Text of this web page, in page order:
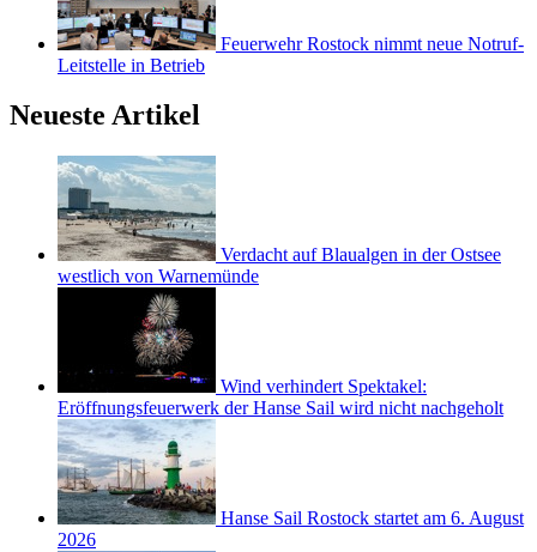
Feuerwehr Rostock nimmt neue Notruf-
Leitstelle in Betrieb
Neueste Artikel
Verdacht auf Blaualgen in der Ostsee
westlich von Warnemünde
Wind verhindert Spektakel:
Eröffnungsfeuerwerk der Hanse Sail wird nicht nachgeholt
Hanse Sail Rostock startet am 6. August
2026